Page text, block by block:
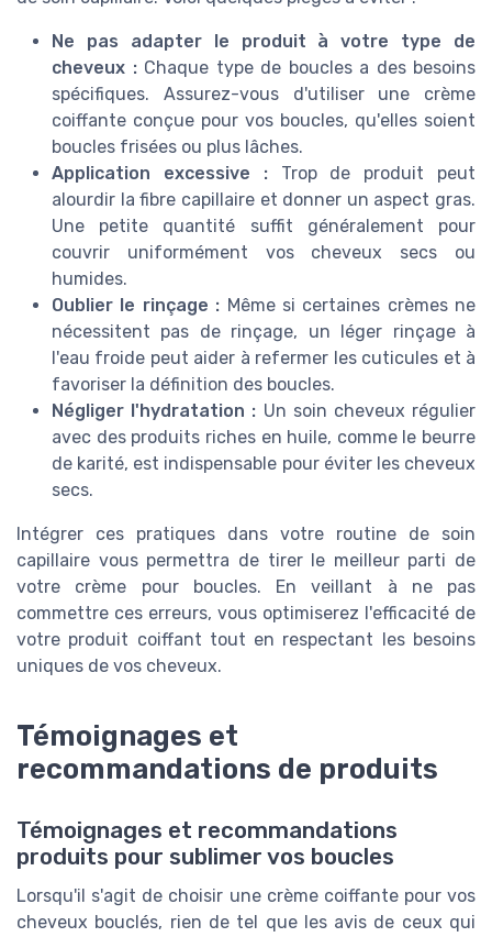
Ne pas adapter le produit à votre type de
cheveux :Chaque type de boucles a des besoins
spécifiques. Assurez-vous d'utiliser une crème
coiffante conçue pour vos boucles, qu'elles soient
boucles frisées ou plus lâches.
Application excessive :Trop de produit peut
alourdir la fibre capillaire et donner un aspect gras.
Une petite quantité suffit généralement pour
couvrir uniformément vos cheveux secs ou
humides.
Oublier le rinçage : Même si certaines crèmes ne
nécessitent pas de rinçage, un léger rinçage à
l'eau froide peut aider à refermer les cuticules et à
favoriser la définition des boucles.
Négliger l'hydratation : Un soin cheveux régulier
avec des produits riches en huile, comme le beurre
de karité, est indispensable pour éviter les cheveux
secs.
Intégrer ces pratiques dans votre routine de soin
capillaire vous permettra de tirer le meilleur parti de
votre crème pour boucles. En veillant à ne pas
commettre ces erreurs, vous optimiserez l'efficacité de
votre produit coiffant tout en respectant les besoins
uniques de vos cheveux.
Témoignages et
recommandations de produits
Témoignages et recommandations
produits pour sublimer vos boucles
Lorsqu'il s'agit de choisir une crème coiffante pour vos
cheveux bouclés, rien de tel que les avis de ceux qui